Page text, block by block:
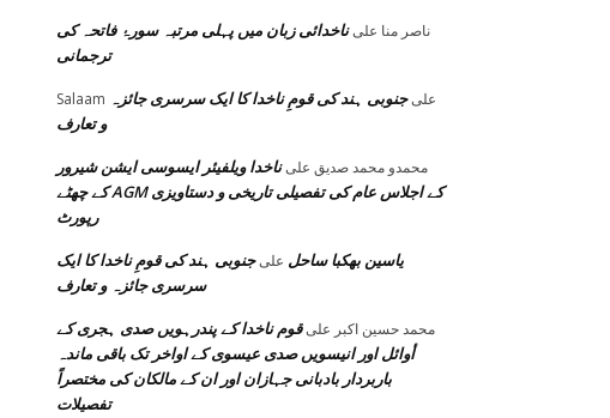
ناصر منا علىناخدائی زبان میں پہلی مرتبہ سورۂ فاتحہ کی
ترجمانی
Salaam علىجنوبی ہند کی قومِ ناخدا کا ایک سرسری جائزہ
و تعارف
محمدو محمد صدیق علىناخدا ویلفیئر ایسوسی ایشن شیرور
کے چھٹے AGM کے اجلاس عام کی تفصیلی تاریخی و دستاویزی
رپورٹ
یاسین بھکبا ساحل علىجنوبی ہند کی قومِ ناخدا کا ایک
سرسری جائزہ و تعارف
محمد حسين اكبر علىقوم ناخدا کے پندرہویں صدی ہجری کے
أوائل اور انیسویں صدی عیسوی کے اواخر تک باقی ماندہ
باربردار بادبانی جہازان اور ان کے مالکان کی مختصراً
تفصیلات